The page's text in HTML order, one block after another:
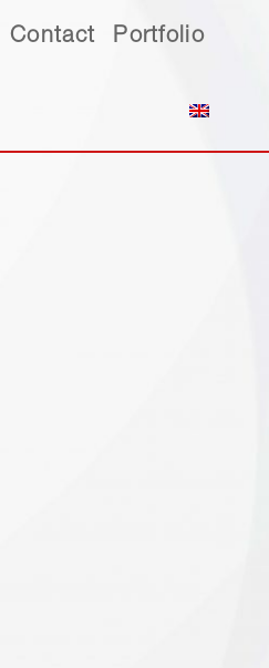
Contact Portfolio
Portfolio